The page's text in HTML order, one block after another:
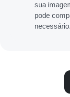
sua
pode
necessário.